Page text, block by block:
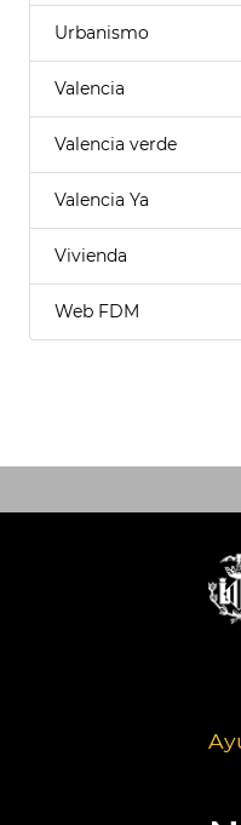
Urbanismo
Valencia
Valencia verde
Valencia Ya
Vivienda
Web FDM